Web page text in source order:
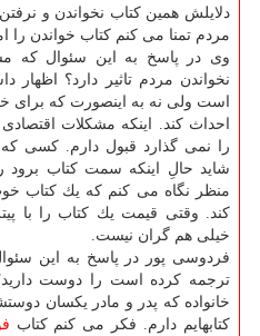
دلایلش همین كتاب نخواندن و
مردم تمنا می كنم كتاب خواندن را
وی در پاسخ به این سئوال كه
نخواندن مردم تاثیر دارد؟ اظهار
احداث كند. اینكه مشكلات
را نمی گذارد قبول دارم. كسی
شاید حالِ اینكه سمت كتاب برود
منظر نگاه می كنم كه یك كتاب
كند. وقتی قیمت یك كتاب را با
خیلی هم گران نیست.
فردوسی پور در پاسخ به این
ترجمه كرده است را دوست
خانواده كه پدر و مادر یكسان
كتابهایم دارم. فكر می كنم كتاب